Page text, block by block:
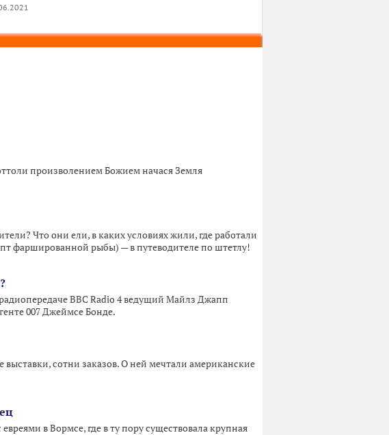
произволением Божием начася Земля
Что они ели, в каких условиях жили, где работали
фаршированной рыбы) — в путеводителе по штетлу!
BBC Radio 4 ведущий Майлз Джапп
007 Джеймсе Бонде.
сотни заказов. О ней мечтали американские
в Вормсе, где в ту пору существовала крупная